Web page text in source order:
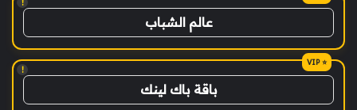
!
عالم الشباب
!
باقة باك لينك